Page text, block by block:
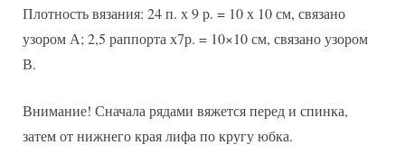
Плотность вязания: 24 п. х 9 р. = 10 х 10 см, связано
узором А; 2,5 раппорта х7р. = 10×10 см, связано узором
В.
Внимание! Сначала рядами вяжется перед и спинка,
затем от нижнего края лифа по кругу юбка.